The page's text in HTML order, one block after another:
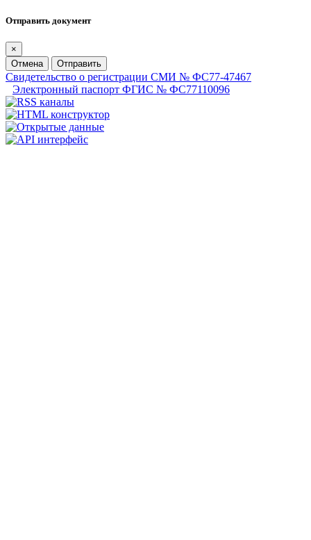
Отправить документ
×
Отмена
Отправить
Свидетельство о регистрации СМИ № ФС77-47467
Электронный паспорт ФГИС № ФС77110096